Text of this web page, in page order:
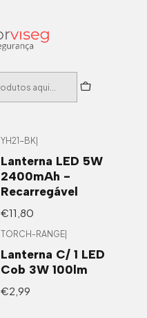
YH21-BK|
Lanterna LED 5W
2400mAh -
Recarregável
€11,80
TORCH-RANGE
Lanterna C/ 1 LED
Cob 3W 100lm
€2,99